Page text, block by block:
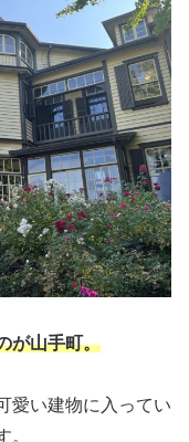
が山手町。
愛い建物に入ってい
。